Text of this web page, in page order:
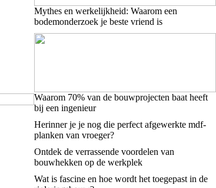
Mythes en werkelijkheid: Waarom een
bodemonderzoek je beste vriend is
Waarom 70% van de bouwprojecten baat heeft
bij een ingenieur
Herinner je je nog die perfect afgewerkte mdf-
planken van vroeger?
Ontdek de verrassende voordelen van
bouwhekken op de werkplek
Wat is fascine en hoe wordt het toegepast in de